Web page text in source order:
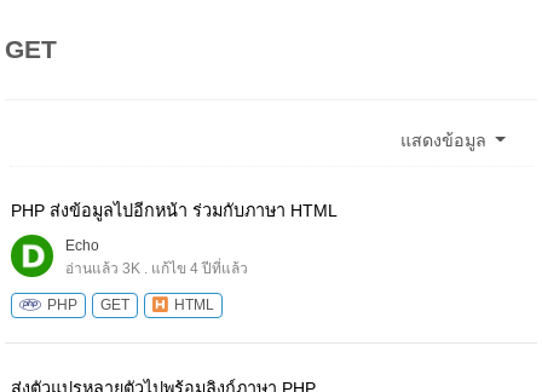
GET
แสดงข้อมูล
PHP ส่งข้อมูลไปอีกหน้า ร่วมกับภาษา HTML
Echo
อ่านแล้ว 3K . แก้ไข 4 ปีที่แล้ว
PHP GET HTML